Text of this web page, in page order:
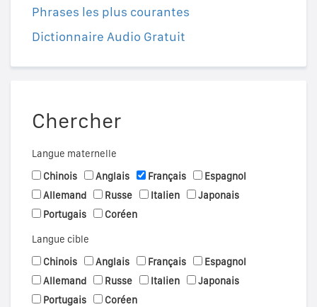
Phrases les plus courantes
Dictionnaire Audio Gratuit
Chercher
Langue maternelle
Chinois
Anglais Français
Espagnol
Allemand
Russe Italien
Japonais
Portugais
Coréen
Langue cible
Chinois
Anglais Français
Espagnol
Allemand
Russe Italien
Japonais
Portugais
Coréen